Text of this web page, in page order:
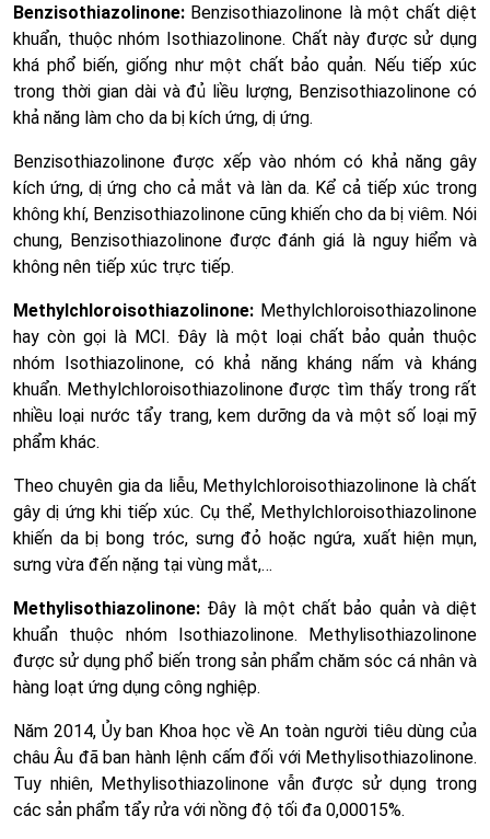
Benzisothiazolinone: Benzisothiazolinone là một chất diệt
khuẩn, thuộc nhóm Isothiazolinone. Chất này được sử dụng
khá phổ biến, giống như một chất bảo quản. Nếu tiếp xúc
trong thời gian dài và đủ liều lượng, Benzisothiazolinone có
khả năng làm cho da bị kích ứng, dị ứng.
Benzisothiazolinone được xếp vào nhóm có khả năng gây
kích ứng, dị ứng cho cả mắt và làn da. Kể cả tiếp xúc trong
không khí, Benzisothiazolinone cũng khiến cho da bị viêm. Nói
chung, Benzisothiazolinone được đánh giá là nguy hiểm và
không nên tiếp xúc trực tiếp.
Methylchloroisothiazolinone: Methylchloroisothiazolinone
hay còn gọi là MCI. Đây là một loại chất bảo quản thuộc
nhóm Isothiazolinone, có khả năng kháng nấm và kháng
khuẩn. Methylchloroisothiazolinone được tìm thấy trong rất
nhiều loại nước tẩy trang, kem dưỡng da và một số loại mỹ
phẩm khác.
Theo chuyên gia da liễu, Methylchloroisothiazolinone là chất
gây dị ứng khi tiếp xúc. Cụ thể, Methylchloroisothiazolinone
khiến da bị bong tróc, sưng đỏ hoặc ngứa, xuất hiện mụn,
sưng vừa đến nặng tại vùng mắt,…
Methylisothiazolinone: Đây là một chất bảo quản và diệt
khuẩn thuộc nhóm Isothiazolinone. Methylisothiazolinone
được sử dụng phổ biến trong sản phẩm chăm sóc cá nhân và
hàng loạt ứng dụng công nghiệp.
Năm 2014, Ủy ban Khoa học về An toàn người tiêu dùng của
châu Âu đã ban hành lệnh cấm đối với Methylisothiazolinone.
Tuy nhiên, Methylisothiazolinone vẫn được sử dụng trong
các sản phẩm tẩy rửa với nồng độ tối đa 0,00015%.